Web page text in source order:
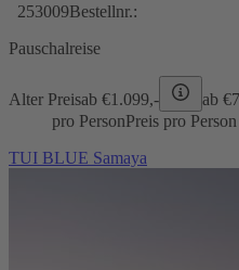
253009Bestellnr.:
Pauschalreise
Alter Preisab €1.099,- ab €
pro PersonPreis pro Person
TUI BLUE Samaya